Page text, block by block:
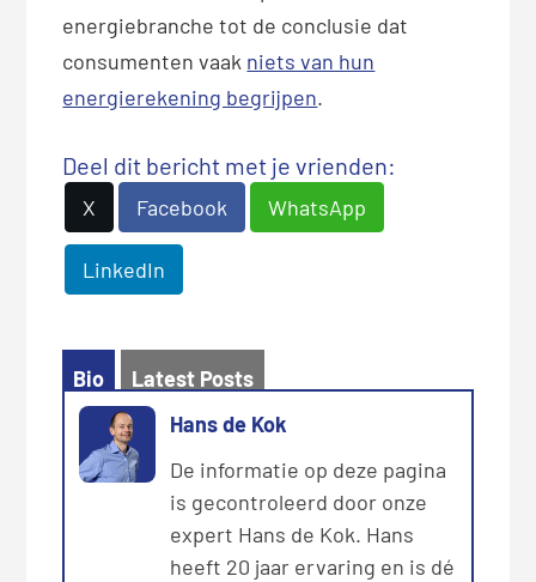
energiebranche tot de conclusie dat
consumenten vaak niets van hun
energierekening begrijpen.
Deel dit bericht met je vrienden:
X Facebook WhatsApp
LinkedIn
Bio
Latest Posts
Hans de Kok
De informatie op deze pagina
is gecontroleerd door onze
expert Hans de Kok. Hans
heeft 20 jaar ervaring en is dé